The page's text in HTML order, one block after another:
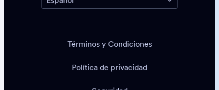
Términos y Condiciones
Política de privacidad